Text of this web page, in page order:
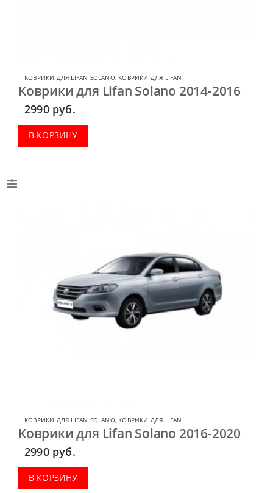
КОВРИКИ ДЛЯ LIFAN SOLANO, КОВРИКИ ДЛЯ LIFAN
Коврики для Lifan Solano 2014-2016
2990 руб.
В КОРЗИНУ
КОВРИКИ ДЛЯ LIFAN SOLANO, КОВРИКИ ДЛЯ LIFAN
Коврики для Lifan Solano 2016-2020
2990 руб.
В КОРЗИНУ